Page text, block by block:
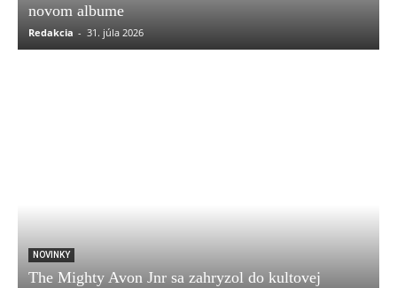
novom albume
Redakcia - 31. júla 2026
NOVINKY
The Mighty Avon Jnr sa zahryzol do kultovej